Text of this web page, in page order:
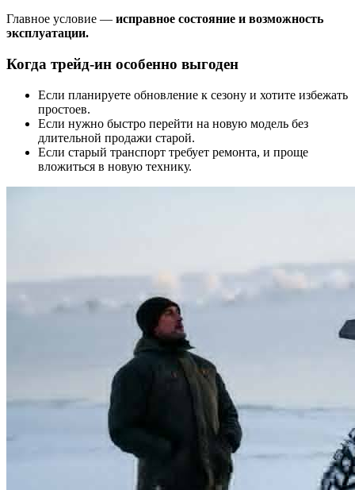
Главное условие — исправное состояние и возможность
эксплуатации.
Когда трейд-ин особенно выгоден
Если планируете обновление к сезону и хотите избежать
простоев.
Если нужно быстро перейти на новую модель без
длительной продажи старой.
Если старый транспорт требует ремонта, и проще
вложиться в новую технику.